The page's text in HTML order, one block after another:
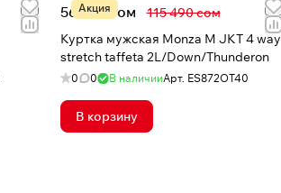
Акция
56 727 сом
115 490 сом
Куртка мужская Monza M JKT 4 way
stretch taffeta 2L/Down/Thunderon
0 0 В наличииАрт. ES872OT40
В корзину